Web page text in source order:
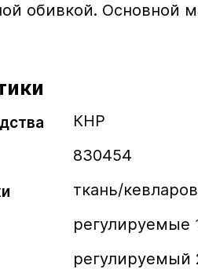
обивкой. Основной
КНР
830454
ткань/
регулируемые
регулируемый